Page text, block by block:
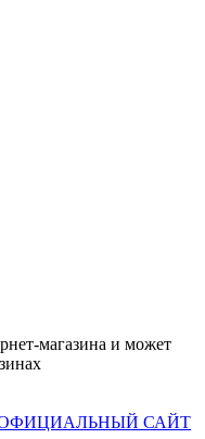
магазина и может
- ОФИЦИАЛЬНЫЙ САЙТ